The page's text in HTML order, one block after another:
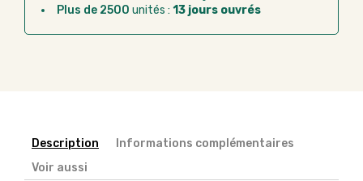
Plus de 2500 unités : 13 jours ouvrés
Description
Informations complémentaires
Voir aussi